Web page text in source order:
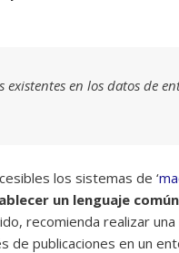
existentes en los datos de
los sistemas de ‘
un lenguaje
recomienda realizar
de publicaciones en un